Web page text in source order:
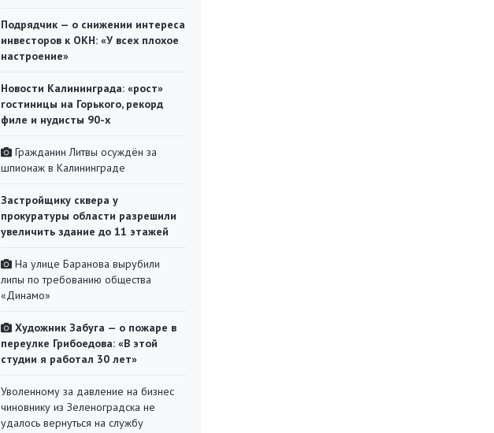
Подрядчик — о снижении интереса
инвесторов к ОКН: «У всех плохое
настроение»
Новости Калининграда: «рост»
гостиницы на Горького, рекорд
филе и нудисты 90-х
Гражданин Литвы осуждён за
шпионаж в Калининграде
Застройщику сквера у
прокуратуры области разрешили
увеличить здание до 11 этажей
На улице Баранова вырубили
липы по требованию общества
«Динамо»
Художник Забуга — о пожаре в
переулке Грибоедова: «В этой
студии я работал 30 лет»
Уволенному за давление на бизнес
чиновнику из Зеленоградска не
удалось вернуться на службу